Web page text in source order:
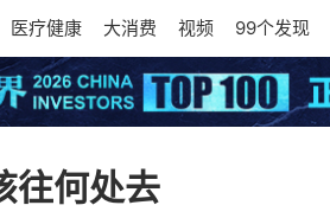
医疗健康 大消费 视频 99个发现
往何处去